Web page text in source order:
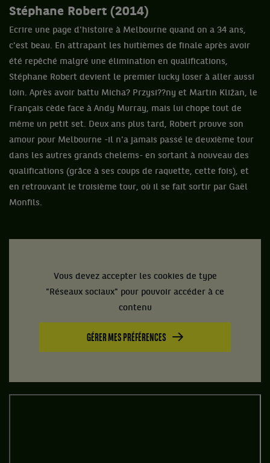
Stéphane Robert (2014)
Ecrire une page d'histoire à Melbourne quand on a 34 ans,
c'est beau. En attrapant les huitièmes de finale après avoir
été repêché malgré une élimination en qualifications,
Stéphane Robert devient le premier lucky loser à aller aussi
loin. Après avoir battu Micha? Przysi??ny et Martin Kližan, le
Français cède face à Andy Murray, mais lui chope tout de
même un petit set. Deux ans plus tard, Robert prouve son
amour pour Melbourne -il n'a jamais passé le deuxième tour
dans les autres grands chelems- en sortant à nouveau des
qualifications (grâce à ses coups de raquette, cette fois), et
en retrouvant le troisième tour, où il se fait sortir par Gaël
Monfils.
Vous devez accepter les cookies de type
"Réseaux sociaux" pour pouvoir accéder à ce
contenu
GÉRER MES PRÉFÉRENCES